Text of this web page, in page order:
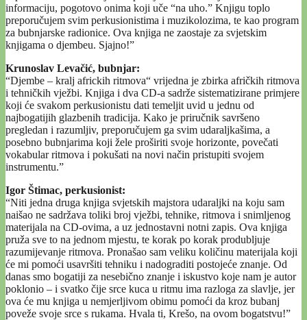
informaciju, pogotovo onima koji uče “na uho.” Knjigu toplo
preporučujem svim perkusionistima i muzikolozima, te kao program
za bubnjarske radionice. Ova knjiga ne zaostaje za svjetskim
knjigama o djembeu. Sjajno!”
Krunoslav Levačić, bubnjar:
“Djembe – kralj africkih ritmova“ vrijedna je zbirka afričkih ritmova
i tehničkih vježbi. Knjiga i dva CD-a sadrže sistematizirane primjere
koji će svakom perkusionistu dati temeljit uvid u jednu od
najbogatijih glazbenih tradicija. Kako je priručnik savršeno
pregledan i razumljiv, preporučujem ga svim udaraljkašima, a
posebno bubnjarima koji žele proširiti svoje horizonte, povečati
vokabular ritmova i pokušati na novi način pristupiti svojem
instrumentu.”
Igor Štimac, perkusionist:
“Niti jedna druga knjiga svjetskih majstora udaraljki na koju sam
naišao ne sadržava toliki broj vježbi, tehnike, ritmova i snimljenog
materijala na CD-ovima, a uz jednostavni notni zapis. Ova knjiga
pruža sve to na jednom mjestu, te korak po korak produbljuje
razumijevanje ritmova. Pronašao sam veliku količinu materijala koji
će mi pomoći usavršiti tehniku i nadograditi postojeće znanje. Od
danas smo bogatiji za nesebično znanje i iskustvo koje nam je autor
poklonio – i svatko čije srce kuca u ritmu ima razloga za slavlje, jer
ova će mu knjiga u nemjerljivom obimu pomoći da kroz bubanj
poveže svoje srce s rukama. Hvala ti, Krešo, na ovom bogatstvu!”